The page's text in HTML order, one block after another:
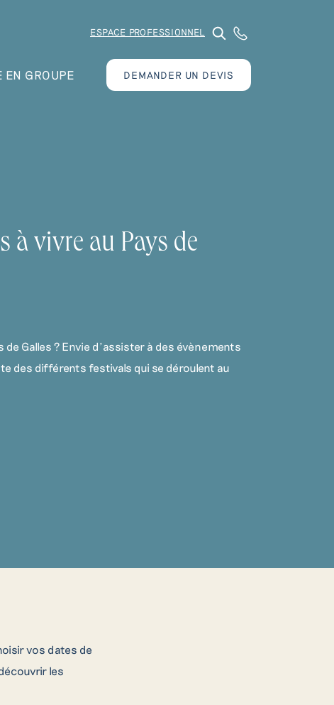
ESPACE PROFESSIONNEL
EN GROUPE DEMANDER UN DEVIS
à vivre au Pays de
de Galles ? Envie d’assister à des évènements
des différents festivals qui se déroulent au
vos dates de
les